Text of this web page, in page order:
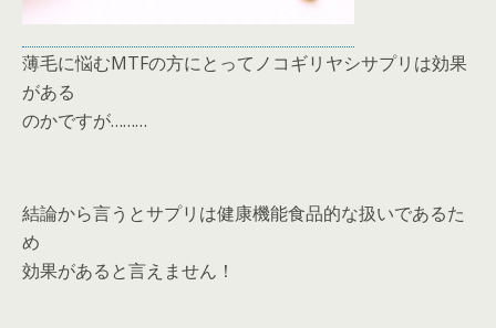
薄毛に悩むMTFの方にとってノコギリヤシサプリは効果
がある
のかですが………
結論から言うとサプリは健康機能食品的な扱いであるた
め
効果があると言えません！